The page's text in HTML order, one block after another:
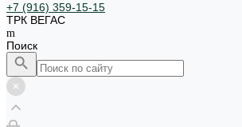
+7 (916) 359-15-15
ТРК ВЕГАС
Поиск